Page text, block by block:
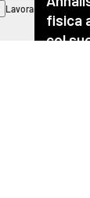
Lavora con noi